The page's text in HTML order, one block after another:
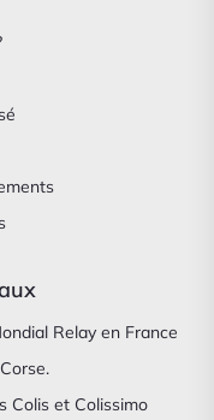
Relay en France
Colis et Colissimo